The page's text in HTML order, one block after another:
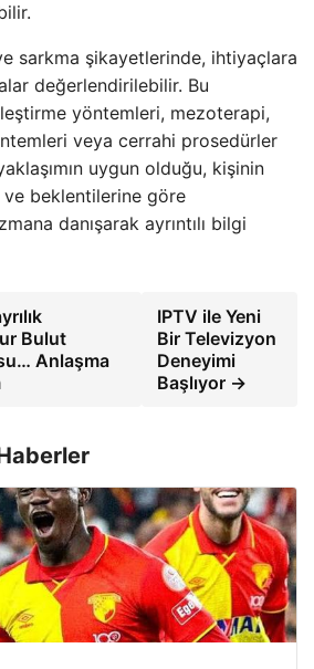
sarkma şikayetlerinde, ihtiyaçlara
değerlendirilebilir. Bu
yöntemleri, mezoterapi,
veya cerrahi prosedürler
uygun olduğu, kişinin
ve beklentilerine göre
danışarak ayrıntılı bilgi
Bulut
Anlaşma
IPTV ile Yeni
Bir Televizyon
Deneyimi
Başlıyor →